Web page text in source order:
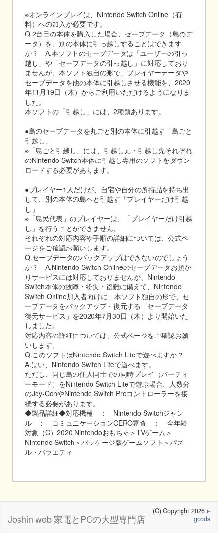
※オンラインプレイは、Nintendo Switch Online（有
料）への加入が必要です。
Q.2台目の本体を購入した場合、セーブデータ（島のデ
ータ）を、別の本体に引っ越しすることはできます
か？ A.本ソフトのセーブデータは「ユーザーの引っ
越し」や「セーブデータの引っ越し」に対応しており
ませんが、本ソフト独自の形で、プレイヤーデータや
セーブデータを他の本体に引越しさせる機能を、2020
年11月19日（木）からご利用いただけるようになりま
した。
本ソフトの「引越し」には、2種類あります。
●島のセーブデータを丸ごと別の本体に引越す「島ごと
引越し」
※「島ごと引越し」には、引越し元・引越し先それぞれ
のNintendo Switch本体に引越し専用のソフトをダウン
ロードする必要があります。
●プレイヤー1人だけが、自宅や自分の所持品を持ち出
して、別の本体の島へと引越す「プレイヤーだけ引越
し」
※「島民代表」のプレイヤーは、「プレイヤーだけ引越
し」を行うことができません。
それぞれの対応内容や手順の詳細については、公式ペ
ージをご確認お願いします。
Q.セーブデータのバックアップはできないのでしょう
か？ A.Nintendo Switch Onlineのセーブデータお預か
りサービスには対応しておりませんが、Nintendo
Switch本体の故障・紛失・盗難に備えて、Nintendo
Switch Online加入者向けに、本ソフト独自の形で、セ
ーブデータをバックアップ・復元する「セーブデータ
復元サービス」を2020年7月30日（木）より開始いた
しました。
対応内容の詳細については、公式ページをご確認お願
いします。
Q.このソフトはNintendo Switch Liteで遊べますか？
A.はい、Nintendo Switch Liteで遊べます。
ただし、同じ島の住人同士での同時プレイ（パーティ
ーモード）をNintendo Switch Liteで遊ぶ場合、人数分
のJoy-ConやNintendo Switch Proコントローラーを接
続する必要があります。
◆製品詳細◆対応機種 ： Nintendo Switchジャン
ル ： コミュニケーションCERO審査 ： 全年齢
対象（C）2020 Nintendoおもちゃ＞TVゲーム＞
Nintendo Switch＞パッケージ版ゲームソフト＞パズ
ル・バラエティ
Joshin web 家電とPCの大型専門店
(C) Copyright 2026 r-
goods